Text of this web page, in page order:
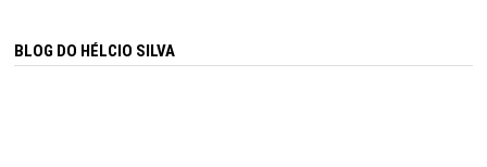
BLOG DO HÉLCIO SILVA